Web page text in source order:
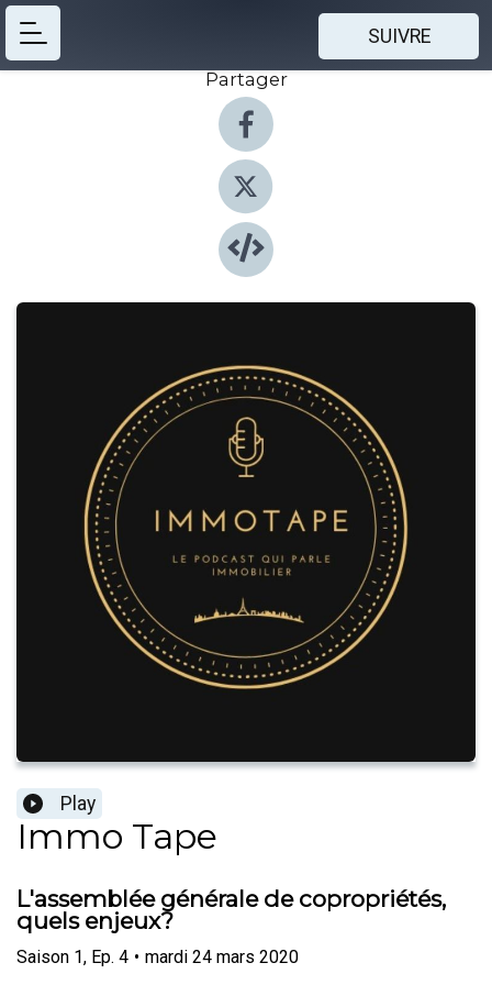
SUIVRE
Partager
Play
Immo Tape
L'assemblée générale de copropriétés,
quels enjeux?
Saison 1, Ep. 4 • mardi 24 mars 2020